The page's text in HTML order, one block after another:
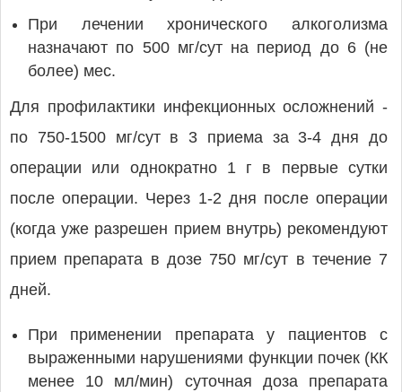
При лечении хронического алкоголизма
назначают по 500 мг/сут на период до 6 (не
более) мес.
Для профилактики инфекционных осложнений -
по 750-1500 мг/сут в 3 приема за 3-4 дня до
операции или однократно 1 г в первые сутки
после операции. Через 1-2 дня после операции
(когда уже разрешен прием внутрь) рекомендуют
прием препарата в дозе 750 мг/сут в течение 7
дней.
При применении препарата у пациентов с
выраженными нарушениями функции почек (КК
менее 10 мл/мин) суточная доза препарата